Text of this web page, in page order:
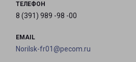
ТЕЛЕФОН
8 (391) 989 -98 -00
EMAIL
Norilsk-fr01@pecom.ru